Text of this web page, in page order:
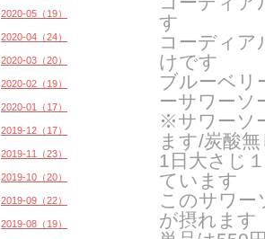
す
コーディア
けです
ブルーベリ
ーサワーソ
※サワーソ
ます/炭酸
1日大さじ
ています
このサワー
が摂れます
2020-05（19）
2020-04（24）
2020-03（20）
2020-02（19）
2020-01（17）
2019-12（17）
2019-11（23）
2019-10（20）
2019-09（22）
2019-08（19）